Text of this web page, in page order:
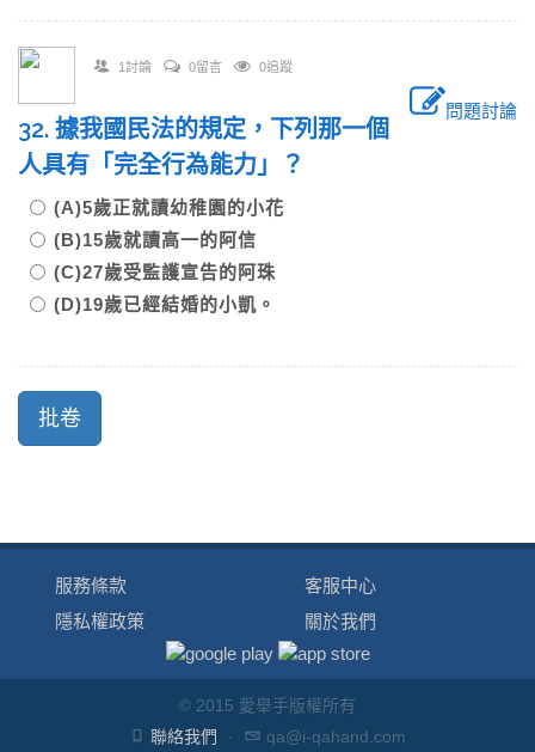
1討論 0留言 0追蹤
問題討論
32. 據我國民法的規定，下列那一個
人具有「完全行為能力」？
(A)5歲正就讀幼稚園的小花
(B)15歲就讀高一的阿信
(C)27歲受監護宣告的阿珠
(D)19歲已經結婚的小凱。
服務條款
隱私權政策
客服中心
關於我們
© 2015 愛舉手版權所有
聯絡我們
· qa@i-qahand.com